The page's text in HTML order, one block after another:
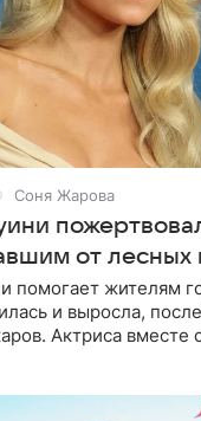
Соня Жарова
от лесных
помогает жителям
и выросла,
Актриса вместе